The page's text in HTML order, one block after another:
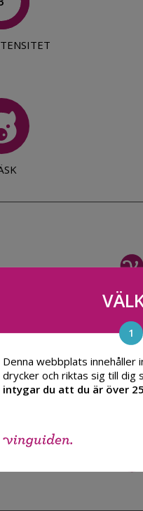
Denna webbplats innehåller
drycker och riktas sig till dig
intygar du att du är över